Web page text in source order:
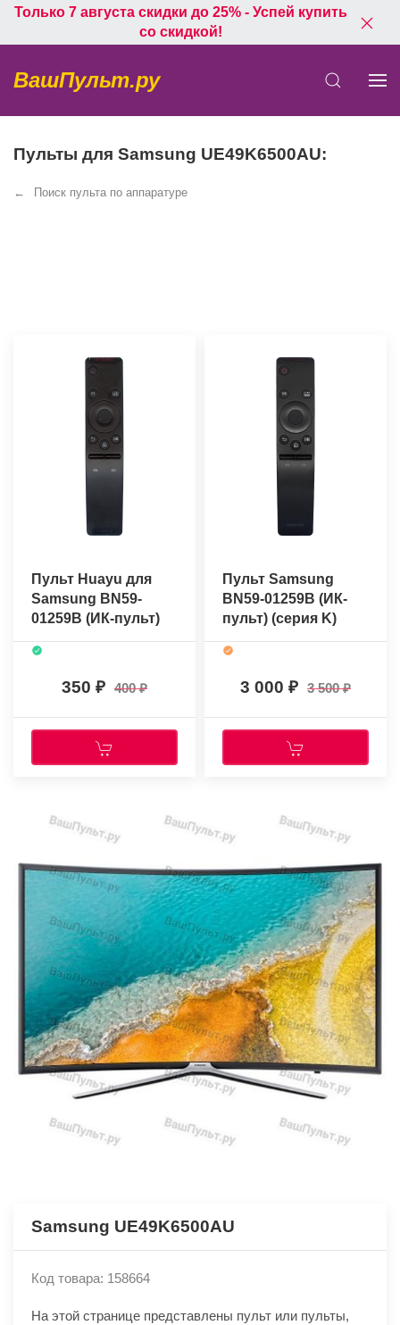
Только 7 августа скидки до 25% - Успей купить
со скидкой!
ВашПульт.ру
Пульты для Samsung UE49K6500AU:
Поиск пульта по аппаратуре
Пульт Huayu для
Samsung BN59-
01259B (ИК-пульт)
(серия K)
350 400
Пульт Samsung
BN59-01259B (ИК-
пульт) (серия K)
(оригинальный)
3 000 3 500
Samsung UE49K6500AU
Код товара: 158664
На этой странице представлены пульт или пульты,